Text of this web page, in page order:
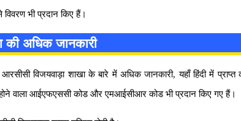
भी प्रदान किए हैं।
की अधिक जानकारी
विजयवाड़ा शाखा के बारे में अधिक जानकारी, यहाँ हिंदी में
वाला आईएफएससी कोड और एमआईसीआर कोड भी प्रदान किए गए हैं।